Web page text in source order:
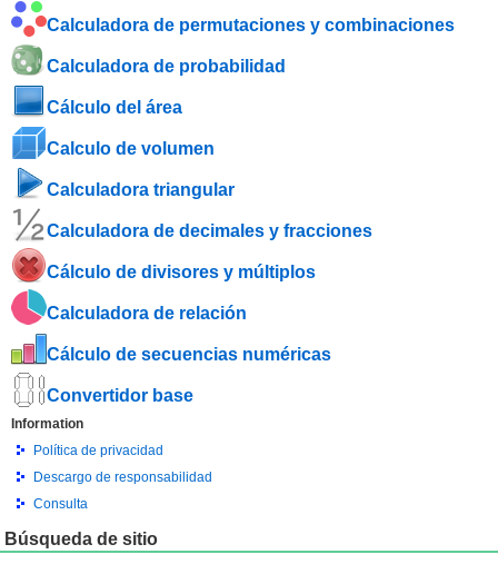
Calculadora de permutaciones y combinaciones
Calculadora de probabilidad
Cálculo del área
Calculo de volumen
Calculadora triangular
Calculadora de decimales y fracciones
Cálculo de divisores y múltiplos
Calculadora de relación
Cálculo de secuencias numéricas
Convertidor base
Information
Política de privacidad
Descargo de responsabilidad
Consulta
Búsqueda de sitio